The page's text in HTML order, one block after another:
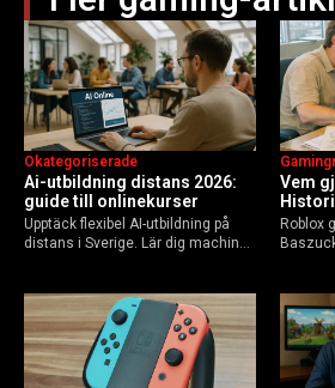
Ai-utbildning distans 2026:
guide till onlinekurser
Okategoriserade
Upptäck flexibel AI-utbildning på
distans i Sverige. Lär dig machine
Guide för nybörjare och
yrkesverksamma som vill bygga…
Vem
Roblox
händer